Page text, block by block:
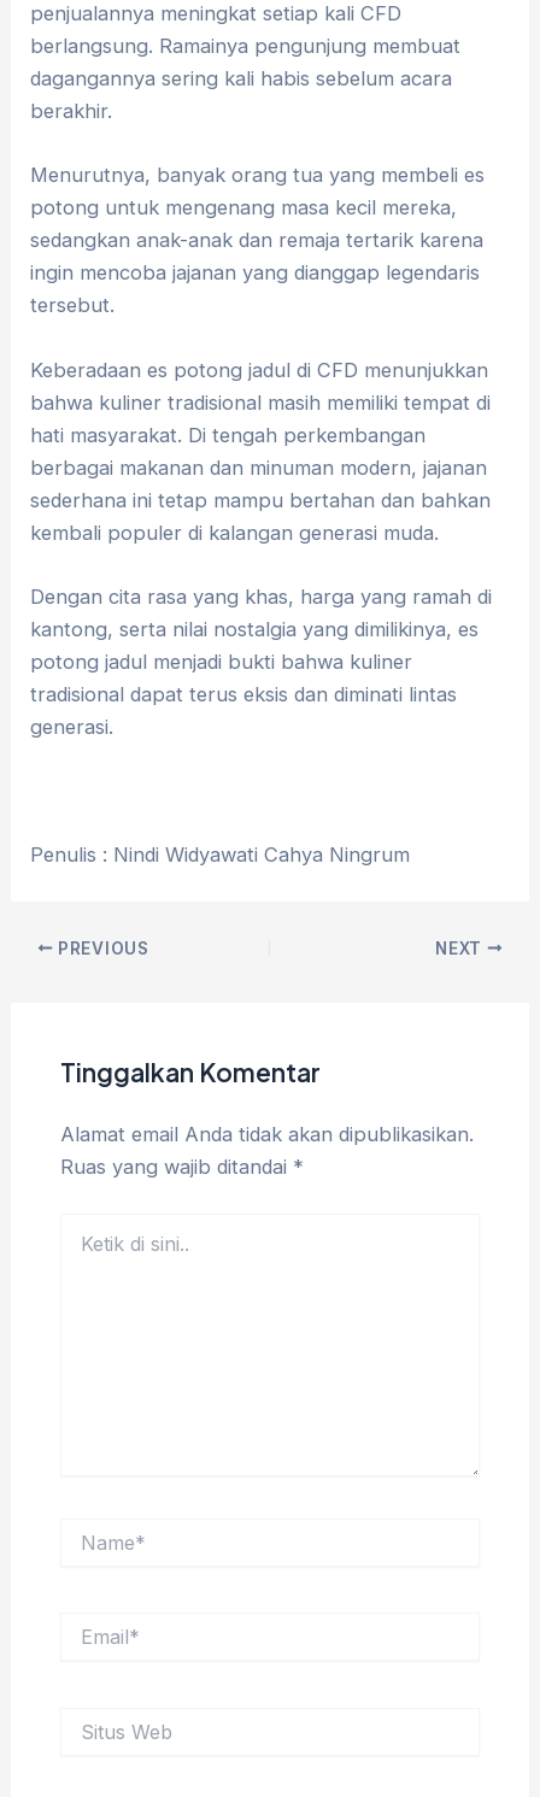
penjualannya meningkat setiap kali CFD
berlangsung. Ramainya pengunjung membuat
dagangannya sering kali habis sebelum acara
berakhir.
Menurutnya, banyak orang tua yang membeli es
potong untuk mengenang masa kecil mereka,
sedangkan anak-anak dan remaja tertarik karena
ingin mencoba jajanan yang dianggap legendaris
tersebut.
Keberadaan es potong jadul di CFD menunjukkan
bahwa kuliner tradisional masih memiliki tempat di
hati masyarakat. Di tengah perkembangan
berbagai makanan dan minuman modern, jajanan
sederhana ini tetap mampu bertahan dan bahkan
kembali populer di kalangan generasi muda.
Dengan cita rasa yang khas, harga yang ramah di
kantong, serta nilai nostalgia yang dimilikinya, es
potong jadul menjadi bukti bahwa kuliner
tradisional dapat terus eksis dan diminati lintas
generasi.
Penulis : Nindi Widyawati Cahya Ningrum
PREVIOUS NEXT
Tinggalkan Komentar
Alamat email Anda tidak akan dipublikasikan.
Ruas yang wajib ditandai *
Web